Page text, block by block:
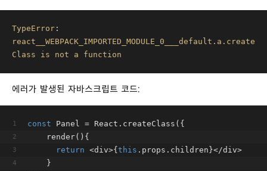
TypeError
react__WEBPACK_IMPORTED_MODULE_0___default .a .create
Class
is not a function
에러가 발생된 자바스크립트 코드:
const Panel = React.createClass({
    render(){
return <div>{ this .props.children}</div>
    }